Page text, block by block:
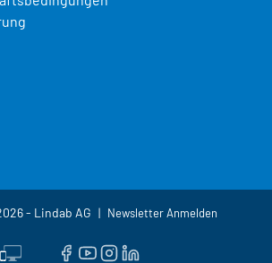
- Lindab AG Newsletter Anmelden